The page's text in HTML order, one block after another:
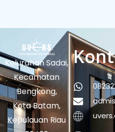
Kelurahan Sadai,
Kecamatan
Bengkong,
Kota Batam,
Kepulauan Riau